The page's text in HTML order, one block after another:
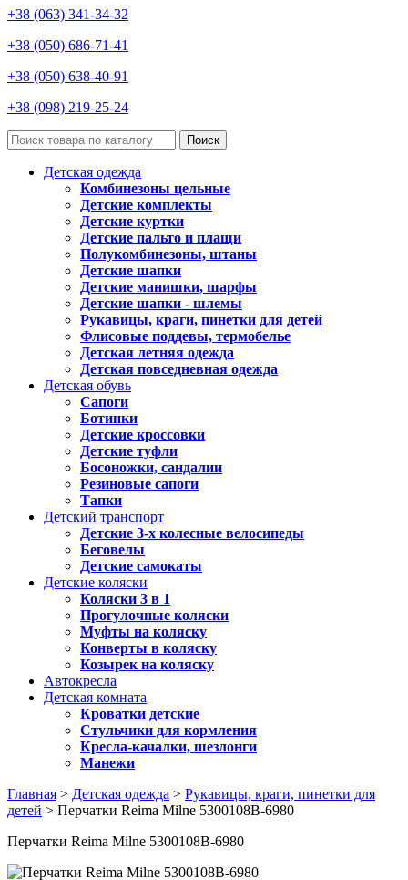
+38 (063) 341-34-32
+38 (050) 686-71-41
+38 (050) 638-40-91
+38 (098) 219-25-24
Поиск
Детская одежда
Комбинезоны цельные
Детские комплекты
Детские куртки
Детские пальто и плащи
Полукомбинезоны, штаны
Детские шапки
Детские манишки, шарфы
Детские шапки - шлемы
Рукавицы, краги, пинетки для детей
Флисовые поддевы, термобелье
Детская летняя одежда
Детская повседневная одежда
Детская обувь
Сапоги
Ботинки
Детские кроссовки
Детские туфли
Босоножки, сандалии
Резиновые сапоги
Тапки
Детский транспорт
Детские 3-х колесные велосипеды
Беговелы
Детские самокаты
Детские коляски
Коляски 3 в 1
Прогулочные коляски
Муфты на коляску
Конверты в коляску
Козырек на коляску
Автокресла
Детская комната
Кроватки детские
Стульчики для кормления
Кресла-качалки, шезлонги
Манежи
Главная > Детская одежда > Рукавицы, краги, пинетки для
детей > Перчатки Reima Milne 5300108B-6980
Перчатки Reima Milne 5300108B-6980